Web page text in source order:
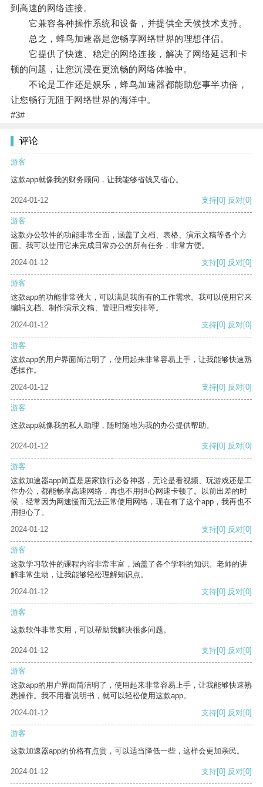
到高速的网络连接。
它兼容各种操作系统和设备，并提供全天候技术支持。
总之，蜂鸟加速器是您畅享网络世界的理想伴侣。
它提供了快速、稳定的网络连接，解决了网络延迟和卡
顿的问题，让您沉浸在更流畅的网络体验中。
不论是工作还是娱乐，蜂鸟加速器都能助您事半功倍，
让您畅行无阻于网络世界的海洋中。
#3#
评论
游客
这款app就像我的财务顾问，让我能够省钱又省心。
2024-01-12 支持[0] 反对[0]
游客
这款办公软件的功能非常全面，涵盖了文档、表格、演示文稿等各个方
面。我可以使用它来完成日常办公的所有任务，非常方便。
2024-01-12
支持[0] 反对[0]
游客
这款app的功能非常强大，可以满足我所有的工作需求。我可以使用它来
编辑文档、制作演示文稿、管理日程安排等。
2024-01-12
支持[0] 反对[0]
游客
这款app的用户界面简洁明了，使用起来非常容易上手，让我能够快速熟
悉操作。
2024-01-12
支持[0] 反对[0]
游客
这款app就像我的私人助理，随时随地为我的办公提供帮助。
2024-01-12 支持[0] 反对[0]
游客
这款加速器app简直是居家旅行必备神器，无论是看视频、玩游戏还是工
作办公，都能畅享高速网络，再也不用担心网速卡顿了。以前出差的时
候，经常因为网速慢而无法正常使用网络，现在有了这个app，我再也不
用担心了。
2024-01-12
支持[0] 反对[0]
游客
这款学习软件的课程内容非常丰富，涵盖了各个学科的知识。老师的讲
解非常生动，让我能够轻松理解知识点。
2024-01-12
支持[0] 反对[0]
游客
这款软件非常实用，可以帮助我解决很多问题。
2024-01-12 支持[0] 反对[0]
游客
这款app的用户界面简洁明了，使用起来非常容易上手，让我能够快速熟
悉操作。我不用看说明书，就可以轻松使用这款app。
2024-01-12
支持[0] 反对[0]
游客
这款加速器app的价格有点贵，可以适当降低一些，这样会更加亲民。
2024-01-12 支持[0] 反对[0]